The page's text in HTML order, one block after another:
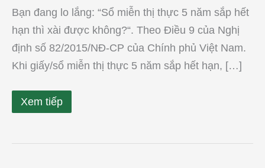
Bạn đang lo lắng: “Sổ miễn thị thực 5 năm sắp hết
hạn thì xài được không?“. Theo Điều 9 của Nghị
định số 82/2015/NĐ-CP của Chính phủ Việt Nam.
Khi giấy/sổ miễn thị thực 5 năm sắp hết hạn, […]
Xem tiếp